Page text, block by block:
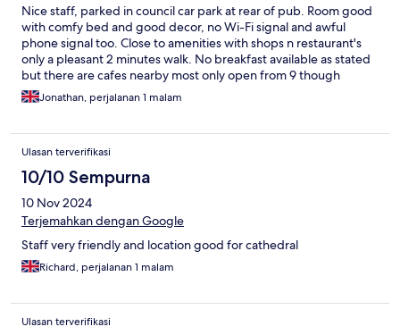
Nice staff, parked in council car park at rear of pub. Room good
with comfy bed and good decor, no Wi-Fi signal and awful
phone signal too. Close to amenities with shops n restaurant's
only a pleasant 2 minutes walk. No breakfast available as stated
but there are cafes nearby most only open from 9 though
Jonathan, perjalanan 1 malam
Ulasan terverifikasi
10/10 Sempurna
10 Nov 2024
Terjemahkan dengan Google
Staff very friendly and location good for cathedral
Richard, perjalanan 1 malam
Ulasan terverifikasi